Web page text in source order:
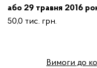
або 29 травня 2016
50,0 тис. грн.
Вимоги до